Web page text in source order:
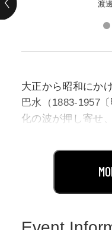
渡
大正から昭和にか
巴水（1883-1957
化の波が押し寄せ
て全国を旅し、庶
風景を描きました